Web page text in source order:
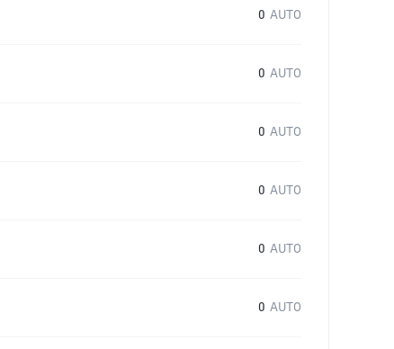
0 AUTO
0 AUTO
0 AUTO
0 AUTO
0 AUTO
0 AUTO